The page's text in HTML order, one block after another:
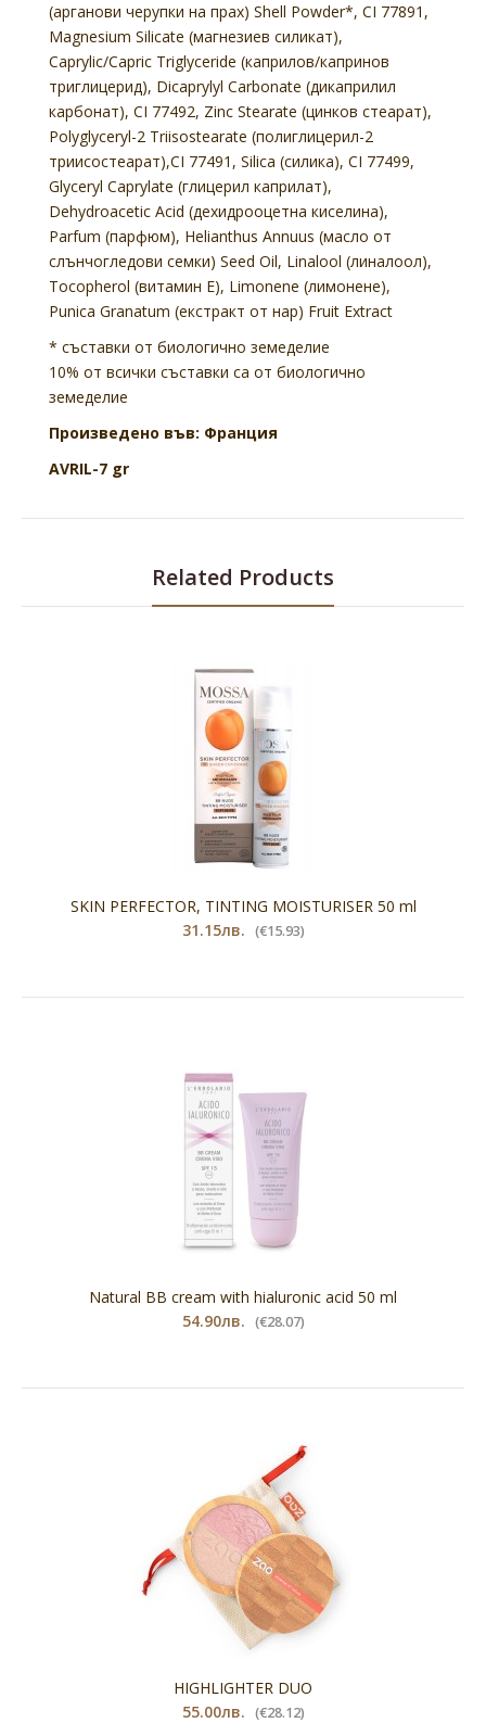
(арганови черупки на прах) Shell Powder*, CI 77891,
Magnesium Silicate (магнезиев силикат),
Caprylic/Capric Triglyceride (каприлов/капринов
триглицерид), Dicaprylyl Carbonate (дикаприлил
карбонат), CI 77492, Zinc Stearate (цинков стеарат),
Polyglyceryl-2 Triisostearate (полиглицерил-2
триисостеарат),CI 77491, Silica (силика), CI 77499,
Glyceryl Caprylate (глицерил каприлат),
Dehydroacetic Acid (дехидрооцетна киселина),
Parfum (парфюм), Helianthus Annuus (масло от
слънчогледови семки) Seed Oil, Linalool (линалоол),
Tocopherol (витамин Е), Limonene (лимонене),
Punica Granatum (екстракт от нар) Fruit Extract
* съставки от биологично земеделие
10% от всички съставки са от биологично
земеделие
Произведено във: Франция
AVRIL-7 gr
Related Products
SKIN PERFECTOR, TINTING MOISTURISER 50 ml
31.15лв. (€15.93)
Natural BB cream with hialuronic acid 50 ml
54.90лв. (€28.07)
HIGHLIGHTER DUO
55.00лв. (€28.12)